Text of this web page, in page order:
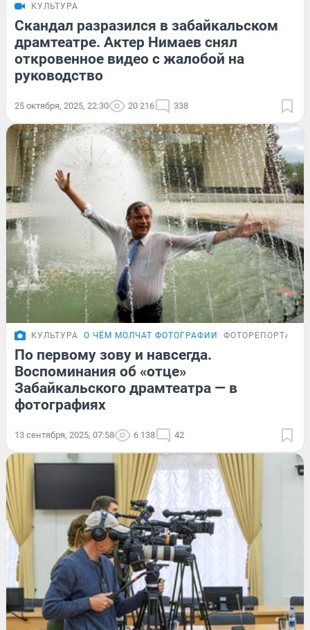
КУЛЬТУРА
Скандал разразился в забайкальском
драмтеатре. Актер Нимаев снял
откровенное видео с жалобой на
руководство
25 октября, 2025, 22:30 20 216 338
КУЛЬТУРА О ЧЁМ МОЛЧАТ ФОТОГРАФИИ ФОТОРЕПОРТАЖ
По первому зову и навсегда.
Воспоминания об «отце»
Забайкальского драмтеатра — в
фотографиях
13 сентября, 2025, 07:58 6 138 42